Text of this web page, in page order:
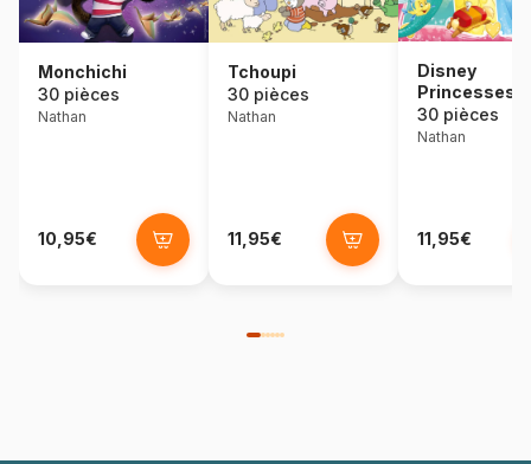
Monchichi
30 pièces
Nathan
10,95€
Tchoupi
30 pièces
Nathan
11,95€
Disney
Princesses
30 pièces
Nathan
11,95€